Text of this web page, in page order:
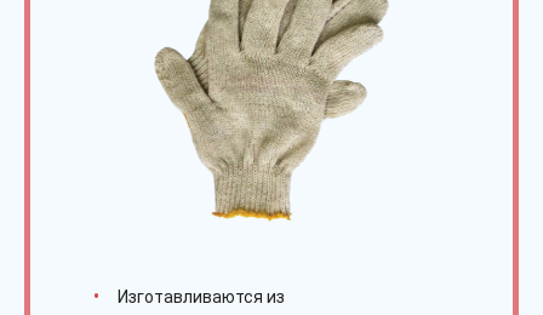
Изготавливаются из